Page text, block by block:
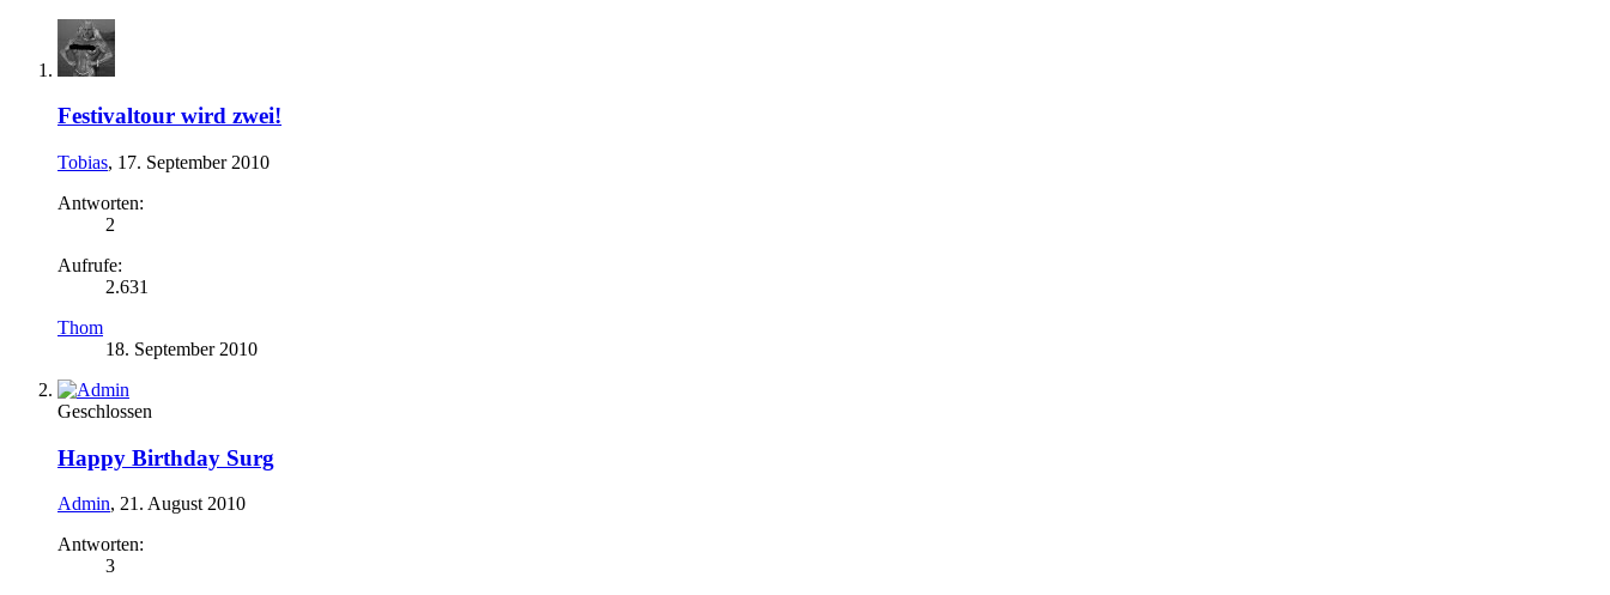
Festivaltour wird zwei!
Tobias, 17. September 2010
Antworten:
2
Aufrufe:
2.631
Thom
18. September 2010
Geschlossen
Happy Birthday Surg
Admin, 21. August 2010
Antworten:
3